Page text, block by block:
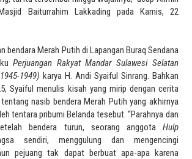
Baiturrahim Lakkading pada Kamis, 22
bendara Merah Putih di Lapangan Buraq Sendana
Perjuangan Rakyat Mandar Sulawesi Selatan
1949) karya H. Andi Syaiful Sinrang. Bahkan
Syaiful menulis kisah yang mirip dengan cerita
nasib bendera Merah Putih yang akhirnya
tentara pribumi Belanda tesebut. “Parahnya dan
bendera turun, seorang anggota Hulp
sendiri, menggulung dan mengencingi
pejuang tak dapat berbuat apa-apa karena